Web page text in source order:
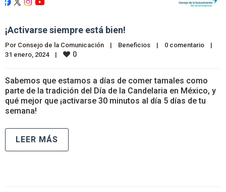
¡Activarse siempre está bien!
Por Consejo de la Comunicación | Beneficios | 0 comentario
|
31 enero, 2024 | 0
Sabemos que estamos a días de comer tamales como
parte de la tradición del Día de la Candelaria en México, y
qué mejor que ¡activarse 30 minutos al día 5 días de tu
semana!
LEER MÁS